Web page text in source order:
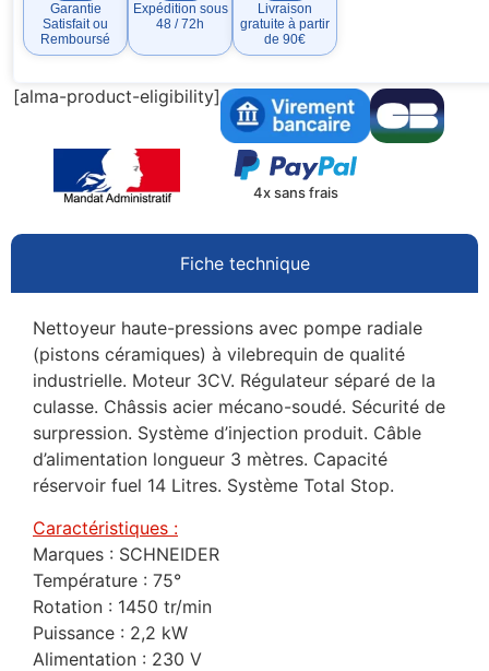
Garantie
Satisfait ou
Remboursé
Expédition sous
48 / 72h
Livraison
gratuite à partir
de 90€
[alma-product-eligibility]
4x sans frais
Fiche technique
Nettoyeur haute-pressions avec pompe radiale
(pistons céramiques) à vilebrequin de qualité
industrielle. Moteur 3CV. Régulateur séparé de la
culasse. Châssis acier mécano-soudé. Sécurité de
surpression. Système d’injection produit. Câble
d’alimentation longueur 3 mètres. Capacité
réservoir fuel 14 Litres. Système Total Stop.
Caractéristiques :
Marques : SCHNEIDER
Température : 75°
Rotation : 1450 tr/min
Puissance : 2,2 kW
Alimentation : 230 V